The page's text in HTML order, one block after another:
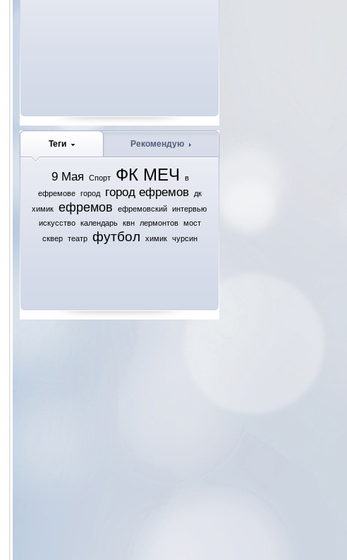
Теги Рекомендую
9 Мая Спорт ФК МЕЧ
в
ефремове
город город ефремов
дк
химик
ефремов ефремовский
интервью
искусство
календарь квн лермонтов
мост
сквер
театр футбол химик чурсин